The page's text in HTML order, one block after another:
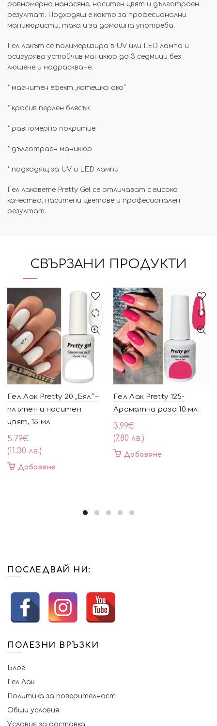
равномерно нанасяне, наситен цвят и дълготраен
резултат. Подходящ е както за професионални
маникюристи, така и за домашна употреба.
Гел лакът се полимеризира в UV или LED лампа и
осигурява устойчив маникюр до 3 седмици без
лющене и надраскване.
* магнитен ефект „котешко око“
* красив перлен блясък
* равномерно покритие
* дълготраен маникюр
* подходящ за UV и LED лампи
Гел лаковете Pretty Gel се отличават с високо
качество, наситени цветове и професионален
резултат.
СВЪРЗАНИ ПРОДУКТИ
Гел Лак Pretty 20 „Бял“ –
плътен и наситен
цвят, 15 мл
5.79€
(11.30 лв.)
Добавяне
Гел Лак Pretty 125-
Ароматна роза 10 мл.
3.99€
(7.80 лв.)
Добавяне
ПОСЛЕДВАЙ НИ:
ПОЛЕЗНИ ВРЪЗКИ
Блог
Гел Лак
Политика за поверителност
Общи условия
Условия за доставка